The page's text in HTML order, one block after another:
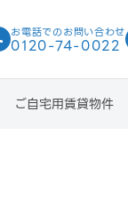
お電話でのお問い合わせ
0120-74-0022
ご自宅用賃貸物件